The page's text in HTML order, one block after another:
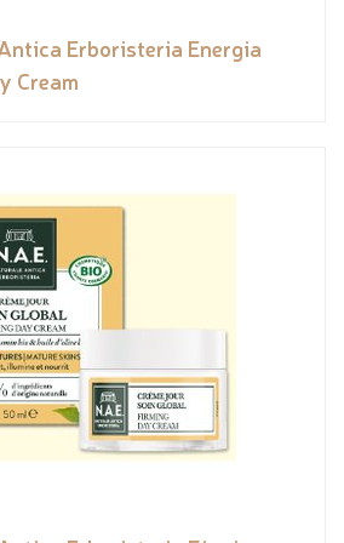
Erboristeria Energia
Cream